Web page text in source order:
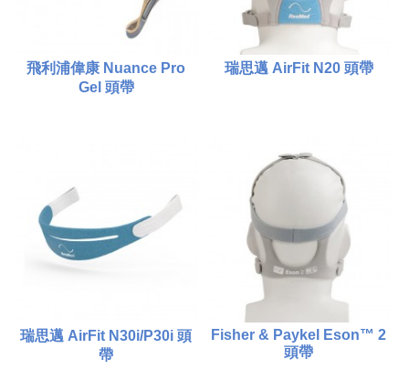
飛利浦偉康 Nuance Pro
Gel 頭帶
添加到購物車
瑞思邁 AirFit N20 頭帶
添加到購物車
瑞思邁 AirFit N30i/P30i 頭
帶
Fisher & Paykel Eson™ 2
頭帶